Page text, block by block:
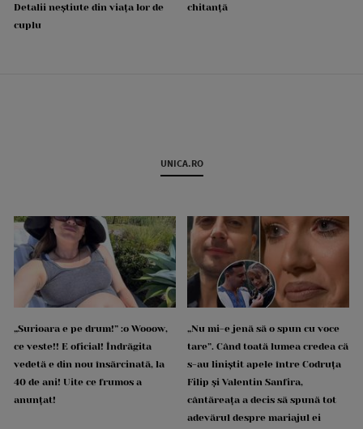
Detalii neștiute din viața lor de
cuplu
chitanță
UNICA.RO
„Surioara e pe drum!” :o Wooow,
ce veste!! E oficial! Îndrăgita
vedetă e din nou însărcinată, la
40 de ani! Uite ce frumos a
anunțat!
„Nu mi-e jenă să o spun cu voce
tare”. Când toată lumea credea că
s-au liniștit apele între Codruța
Filip și Valentin Sanfira,
cântăreața a decis să spună tot
adevărul despre mariajul ei